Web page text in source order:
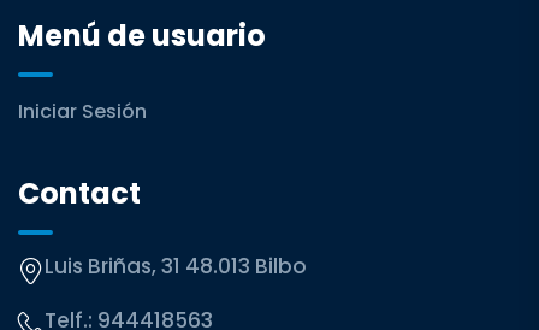
Menú de usuario
Iniciar Sesión
Contact
Luis Briñas, 31 48.013 Bilbo
Telf.: 944418563